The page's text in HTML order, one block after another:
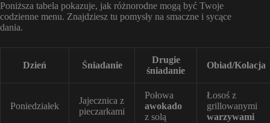
Poniższa tabela pokazuje, jak różnorodne mogą być Twoje
codzienne menu. Znajdziesz tu pomysły na smaczne i sycące
dania.
Dzień Śniadanie
Drugie
śniadanie
Obiad/Kolacja
Poniedziałek
Jajecznica z
pieczarkami
Połowa
awokado
z solą
Łosoś z
grillowanymi
warzywami